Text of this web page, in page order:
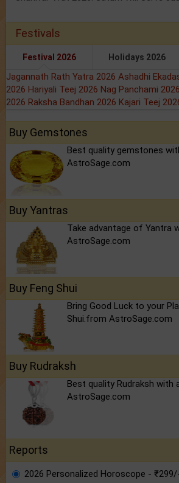
Festivals
Festival 2026 Holidays 2026
Jagannath Rath Yatra 2026 Ashadhi
2026 Hariyali Teej 2026 Nag Panchami 2026
2026 Raksha Bandhan 2026 Kajari Teej
Buy Gemstones
Best quality gemstones
AstroSage.com
Buy Yantras
Take advantage of Yantra
AstroSage.com
Buy Feng Shui
Bring Good Luck to your
Shui.from AstroSage.com
Buy Rudraksh
Best quality Rudraksh with
AstroSage.com
Reports
2026 Personalized Horoscope -